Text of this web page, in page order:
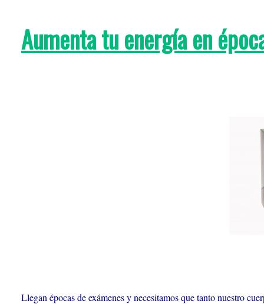
Aumenta tu energía en
Llegan épocas de exámenes y necesitamos que tanto nuestro